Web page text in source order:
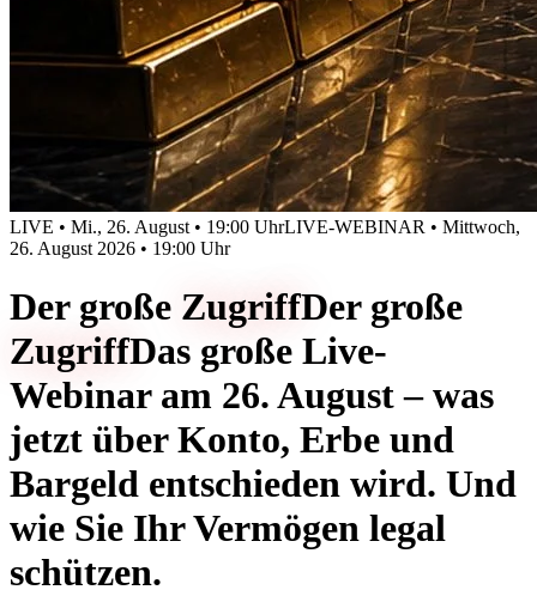
LIVE • Mi., 26. August • 19:00 UhrLIVE-WEBINAR • Mittwoch,
26. August 2026 • 19:00 Uhr
Der große ZugriffDer große
ZugriffDas große Live-
Webinar am 26. August – was
jetzt über Konto, Erbe und
Bargeld entschieden wird. Und
wie Sie Ihr Vermögen legal
schützen.